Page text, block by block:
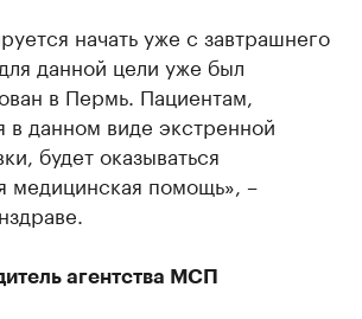
начать уже с завтрашнего
данной цели уже был
в Пермь. Пациентам,
данном виде экстренной
будет оказываться
медицинская помощь», –
агентства МСП